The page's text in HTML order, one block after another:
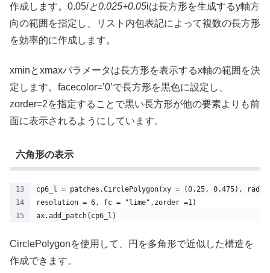
作成します。0.05iと0.025+0.05iは長方形を生成するy軸方
向の範囲を指定し、リスト内包表記によって複数の長方形
を効率的に作成します。
xminとxmaxパラメータは長方形を表示するx軸の範囲を決
定します。facecolor=’0’で長方形を黒色に設定し、
zorder=2を指定することで黒い長方形が他の要素よりも前
面に表示されるようにしています。
六角形の表示
cp6_l = patches.CirclePolygon(xy = (0.25, 0.475),
resolution = 6, fc = "lime",zorder =1)
ax.add_patch(cp6_l)
CirclePolygonを使用して、円を多角形で近似した構造を
作成できます。